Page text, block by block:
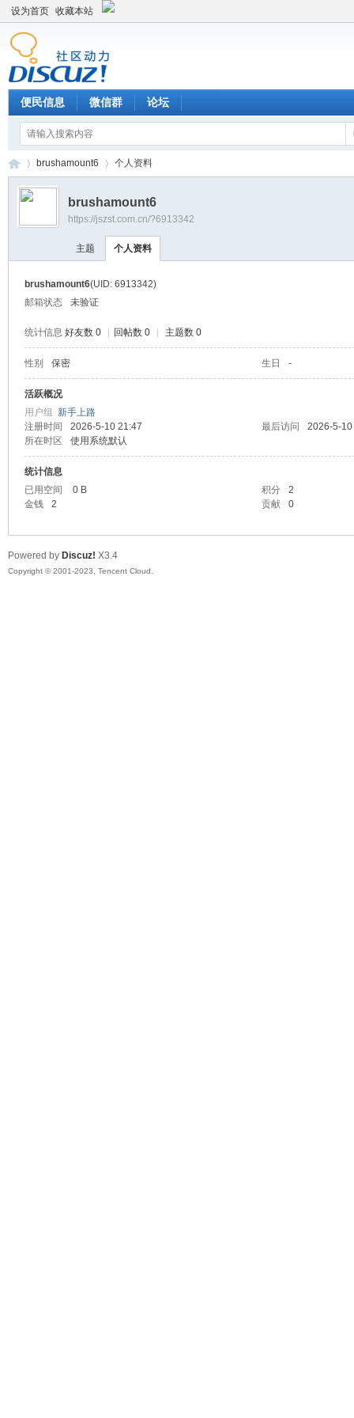
设为首页 收藏本站
便民信息 微信群 论坛
›
brushamount6 个人资料
brushamount6
https://jszst.com.cn/?6913342
主题 个人资料
brushamount6(UID: 6913342)
邮箱状态
未验证
统计信息 好友数 0 回帖数 0 主题数 0
性别 保密 生日 -
活跃概况
用户组 新手上路
注册时间
2026-5-10 21:47 最后访问
2026-5-
所在时区
使用系统默认
统计信息
已用空间
0 B 积分
2
金钱
2 贡献 0
Powered by Discuz! X3.4
Copyright © 2001-2023, Tencent Cloud.